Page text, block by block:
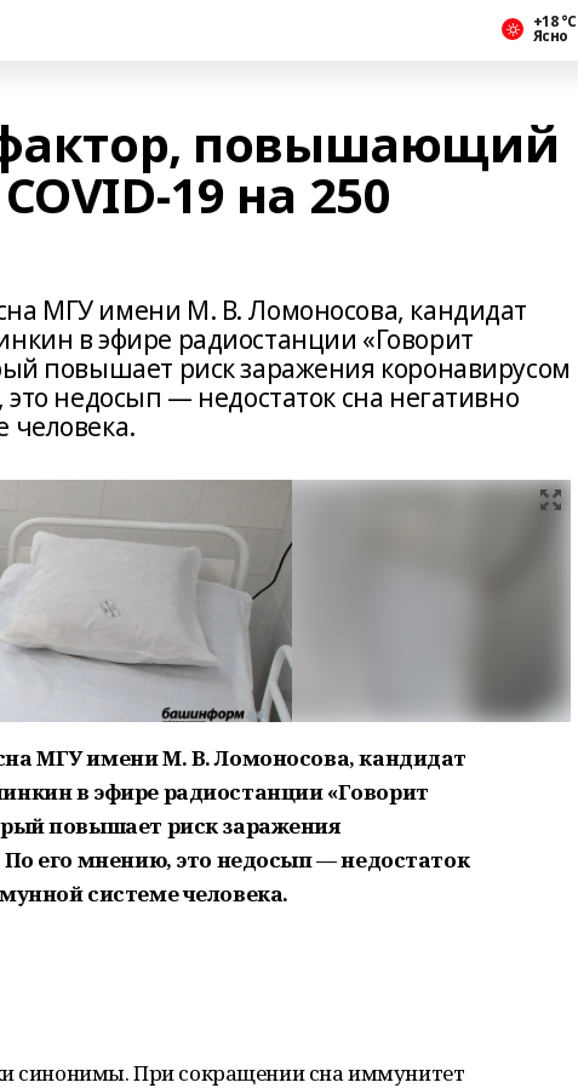
+18 °С
Ясно
повышающий
19 на 250
МГУ имени М. В. Ломоносова, кандидат
в эфире радиостанции «Говорит
повышает риск заражения коронавирусом
недосып — недостаток сна негативно
человека.
МГУ имени М. В. Ломоносова, кандидат
в эфире радиостанции «Говорит
повышает риск заражения
его мнению, это недосып — недостаток
системе человека.
синонимы. При сокращении сна иммунитет